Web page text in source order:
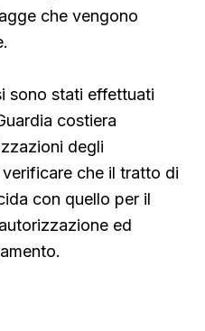
che vengono
sono stati effettuati
costiera
degli
che il tratto di
con quello per il
ed